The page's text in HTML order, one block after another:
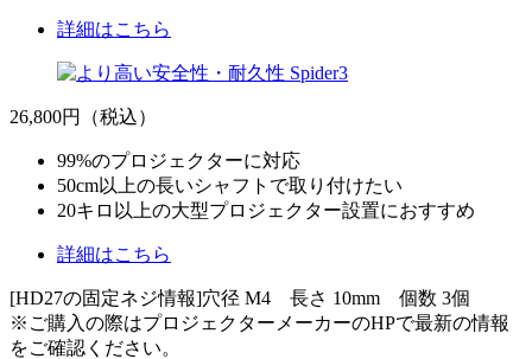
詳細はこちら
26,800円 （税込）
99%のプロジェクターに対応
50cm以上の長いシャフトで取り付けたい
20キロ以上の大型プロジェクター設置におすすめ
詳細はこちら
[HD27の固定ネジ情報]穴径 M4 長さ 10mm 個数 3個
※ご購入の際はプロジェクターメーカーのHPで最新の情報
をご確認ください。